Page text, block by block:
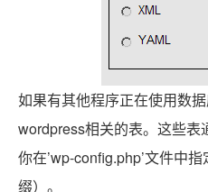
如果有其他程序正在使用数
wordpress相关的表。这些表
你在’wp-config.php’文件中
缀）。